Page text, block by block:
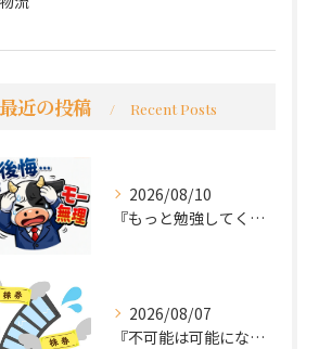
最近の投稿 Recent Posts
2026/08/10
『もっと勉強してくれば良かった～後悔先にたたず』
2026/08/07
『不可能は可能になる』